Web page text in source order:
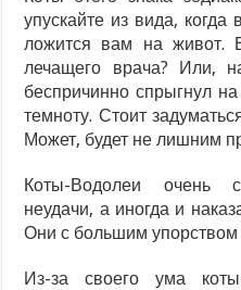
упускайте из вида,
ложится вам на живот.
лечащего врача? Или,
беспричинно спрыгнул
темноту. Стоит
Может, будет не лишним
Коты-Водолеи очень
неудачи, а иногда и
Они с большим упорством
Из-за своего ума